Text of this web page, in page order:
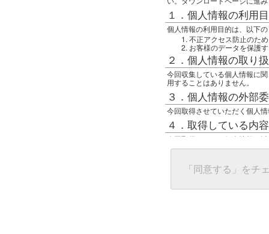
１．個人情報の利用
個人情報の利用目的は、以下
不正アクセス防止のため
お客様のデータを保護
２．個人情報の取り
今回収集している個人情報に
用することはありません。
３．個人情報の外部
今回取得させていただく個人
４．取得している内
今回取得している個人情報は
任意の名前
グローバルIPアドレス
接続ホスト情報
５．個人情報に関す
「同意する」をチ